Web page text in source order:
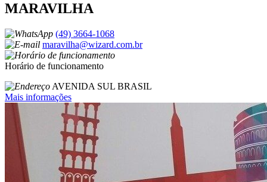
MARAVILHA
(49) 3664-1068
maravilha@wizard.com.br
Horário de funcionamento
AVENIDA SUL BRASIL
Mais informações